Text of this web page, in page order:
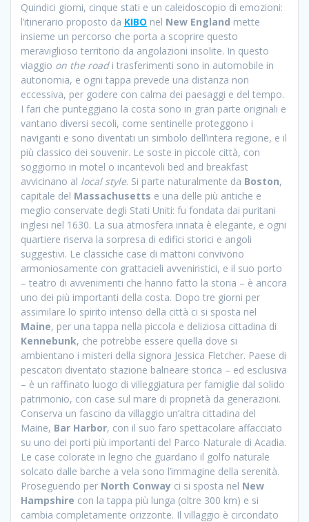
Quindici giorni, cinque stati e un caleidoscopio di emozioni:
l’itinerario proposto da KIBO nel New England mette
insieme un percorso che porta a scoprire questo
meraviglioso territorio da angolazioni insolite. In questo
viaggio on the roadi trasferimenti sono in automobile in
autonomia, e ogni tappa prevede una distanza non
eccessiva, per godere con calma dei paesaggi e del tempo.
I fari che punteggiano la costa sono in gran parte originali e
vantano diversi secoli, come sentinelle proteggono i
naviganti e sono diventati un simbolo dell’intera regione, e il
più classico dei souvenir. Le soste in piccole città, con
soggiorno in motel o incantevoli bed and breakfast
avvicinano al local style. Si parte naturalmente da Boston,
capitale del Massachusetts e una delle più antiche e
meglio conservate degli Stati Uniti: fu fondata dai puritani
inglesi nel 1630. La sua atmosfera innata è elegante, e ogni
quartiere riserva la sorpresa di edifici storici e angoli
suggestivi. Le classiche case di mattoni convivono
armoniosamente con grattacieli avveniristici, e il suo porto
– teatro di avvenimenti che hanno fatto la storia – è ancora
uno dei più importanti della costa. Dopo tre giorni per
assimilare lo spirito intenso della città ci si sposta nel
Maine, per una tappa nella piccola e deliziosa cittadina di
Kennebunk, che potrebbe essere quella dove si
ambientano i misteri della signora Jessica Fletcher. Paese di
pescatori diventato stazione balneare storica – ed esclusiva
– è un raffinato luogo di villeggiatura per famiglie dal solido
patrimonio, con case sul mare di proprietà da generazioni.
Conserva un fascino da villaggio un’altra cittadina del
Maine, Bar Harbor, con il suo faro spettacolare affacciato
su uno dei porti più importanti del Parco Naturale di Acadia.
Le case colorate in legno che guardano il golfo naturale
solcato dalle barche a vela sono l’immagine della serenità.
Proseguendo per North Conway ci si sposta nel New
Hampshire con la tappa più lunga (oltre 300 km) e si
cambia completamente orizzonte. Il villaggio è circondato